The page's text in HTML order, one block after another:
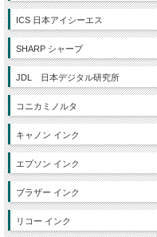
ICS 日本アイシーエス
SHARP シャープ
JDL 日本デジタル研究所
コニカミノルタ
キャノン インク
エプソン インク
ブラザー インク
リコー インク